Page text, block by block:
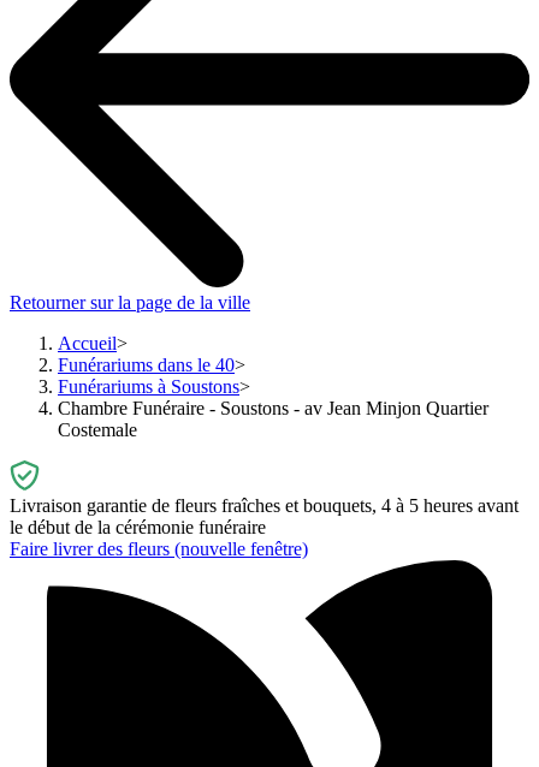
Retourner sur la page de la ville
Accueil
Funérariums dans le 40
Funérariums à Soustons
Chambre Funéraire - Soustons - av Jean Minjon Quartier
Costemale
Livraison garantie de fleurs fraîches et bouquets, 4 à 5 heures avant
le début de la cérémonie funéraire
Faire livrer des fleurs (nouvelle fenêtre)